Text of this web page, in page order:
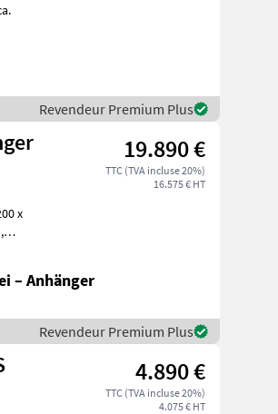
Revendeur Premium Plus
19.890 €
TTC (TVA incluse 20%)
16.575 € HT
– Anhänger
Revendeur Premium Plus
4.890 €
TTC (TVA incluse 20%)
4.075 € HT